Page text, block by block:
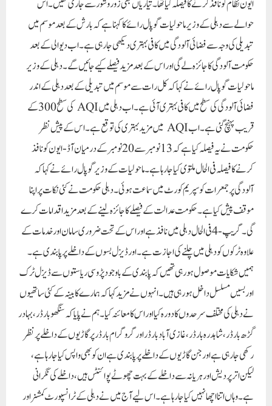
ایون نظام کو نافذ کرنے کا فیصلہ کیا تھا۔تیاریاں بھی زور و شور سے جاری تھیں۔ اس
حوالے سے دہلی کے وزیر ماحولیات گوپال رائے کا کہنا ہے کہ بارش کے بعد موسم میں
تبدیلی کی وجہ سے فضائی آلودگی میں کافی بہتری دیکھی جا رہی ہے۔ اب دیوالی کے بعد
حکومت آلودگی کا جائزہ لے گی اور اس کے بعد مزید فیصلے کیے جائیں گے۔ دہلی کے وزیر
ماحولیات گوپال رائے نے کہا کہ کل رات سے موسم میں تبدیلی کے بعد دہلی کے اندر
فضائی آلودگی کی سطح میں کافی بہتری آئی ہے۔ اب دہلی میں AQI کی سطح 300 کے
قریب پہنچ گئی ہے۔ اب AQI میں مزید بہتری کی توقع ہے۔ اس کے پیش نظر
حکومت نے یہ فیصلہ کیا ہے کہ 13 نومبر سے 20 نومبر کے درمیان آڈ-ایون کو نافذ
کرنے کا فیصلہ فی الحال ملتوی کیا جا رہا ہے۔ماحولیات کے وزیر گوپال رائے نے کہا کہ
آلودگی پر جمعرات کو سپریم کورٹ میں سماعت ہوئی۔ دہلی حکومت نے کئی نکات پر اپنا
موقف پیش کیا ہے۔ حکومت عدالت کے فیصلے کا جائزہ لینے کے بعد مزید اقدامات کرے
گی۔ گریپ -4 فی الحال دہلی میں نافذ ہے اور اس کے تحت ضروری سامان اور خدمات کے
علاوہ ٹرکوں کو دہلی میں چلنے کی اجازت ہے۔اور ڈیزل بسوں کے داخلے پر پابندی ہے۔
ہمیں شکایات موصول ہو رہی تھیں کہ پابندی کے باوجود پڑوسی ریاستوں سے ڈیزل ٹرک
اور بسیں مسلسل داخل ہو رہی ہیں۔ انہوں نے مزید کہا کہ ہمارے کابینہ کے کئی ساتھیوں
نے دہلی کی مختلف سرحدوں کا دورہ کیا اور اس کا معائنہ کیا۔ ہم نے پایا کہ سنگھو بارڈر، بہادر
گڑھ بارڈر، شاہدرہ بارڈر، غازی آباد بارڈر اور گروگرام بارڈر پر گاڑیوں کے داخلے پر نظر
رکھی جا رہی ہے اور جن گاڑیوں کے داخلے پر پابندی ہے ان کو بھی واپس کیا جا رہا ہے،
لیکن اتر پردیش اور ہریانہ سے داخلے کے بہت چھوٹے پوائنٹس ہیں، داخلے کی نگرانی
ہے۔ وہاں اتنا اچھا نہیں کیا جا رہا ہے۔ اس لیے آج میں نے دہلی کے ٹرانسپورٹ کمشنر اور